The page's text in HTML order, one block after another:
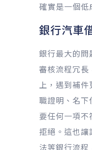
確實是一個低
銀行汽車
銀行最大的問
審核流程冗
上，遇到補
職證明、名下
要任何一項
拒絕。這也讓
法等銀行流